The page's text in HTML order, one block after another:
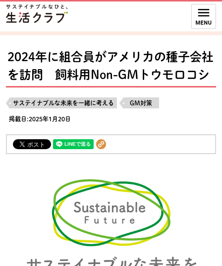
ページの先頭です。
本文へジャンプする。
ここからサイト内共通メニューです。
サイト内共通メニューをスキップする
サイト内共通メニューここまで。
2024年に組合員がアメリカの種子会社
を訪問 飼料用Non-GMトウモロコシ
サステイナブルな未来を一緒に考える GM対策
掲載日:2025年1月20日